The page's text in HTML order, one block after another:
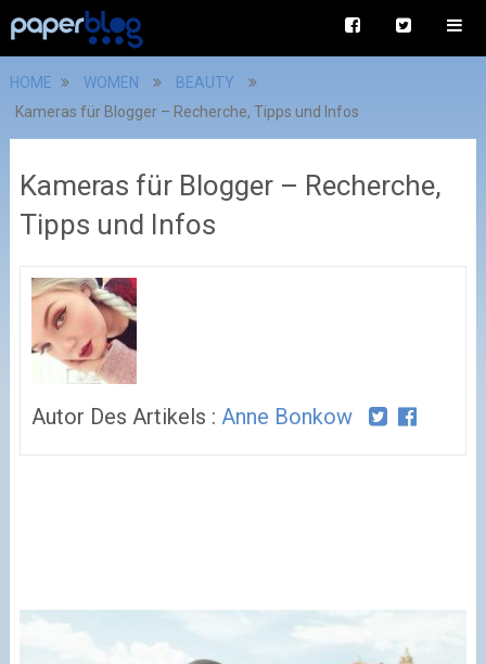
HOME WOMEN
BEAUTY
Kameras für Blogger – Recherche, Tipps und Infos
Kameras für Blogger – Recherche,
Tipps und Infos
Autor Des Artikels : Anne Bonkow